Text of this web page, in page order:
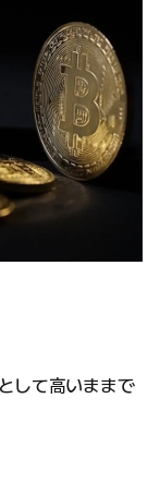
して高いままで